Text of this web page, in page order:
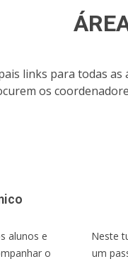
links para todas
os
alunos e
o
Neste
um